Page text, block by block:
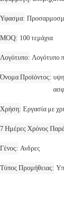
Υφασμα
MOQ 100 τεμάχια
Λογότυπο Λογότυπο
Όνομα Προϊόντος
Χρήση Εργασία με
7 Ημέρες Χρόνος
Γένος Ανδρες
Τύπος Προμήθειας